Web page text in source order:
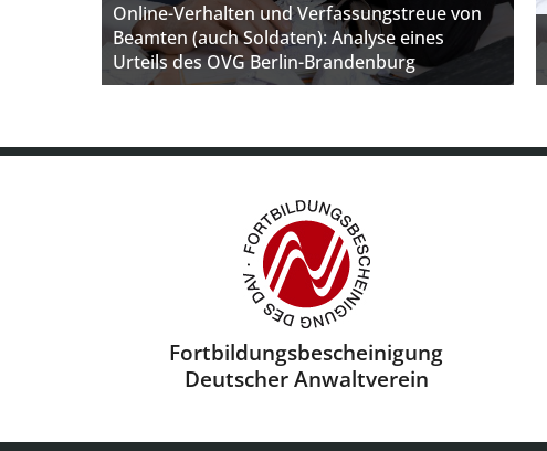
Online-Verhalten und Verfassungstreue von
Beamten (auch Soldaten): Analyse eines
Urteils des OVG Berlin-Brandenburg
Fortbildungsbescheini­gung
Deutscher Anwaltverein